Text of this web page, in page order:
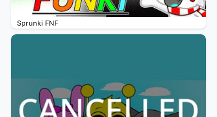
Sprunki FNF